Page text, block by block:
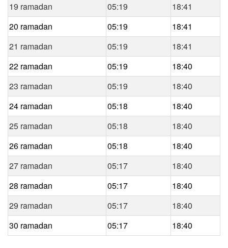
19 ramadan
05:19
18:41
20 ramadan
05:19
18:41
21 ramadan
05:19
18:41
22 ramadan
05:19
18:40
23 ramadan
05:19
18:40
24 ramadan
05:18
18:40
25 ramadan
05:18
18:40
26 ramadan
05:18
18:40
27 ramadan
05:17
18:40
28 ramadan
05:17
18:40
29 ramadan
05:17
18:40
30 ramadan
05:17 18:40